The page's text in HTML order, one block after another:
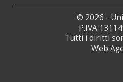
© 2026 -
P.IVA
Tutti i diritti
Web